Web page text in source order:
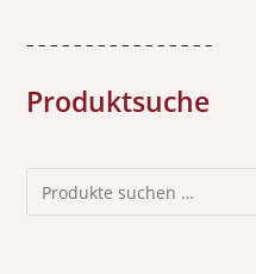
– – – – – – – – – – – – – – – –
Produktsuche